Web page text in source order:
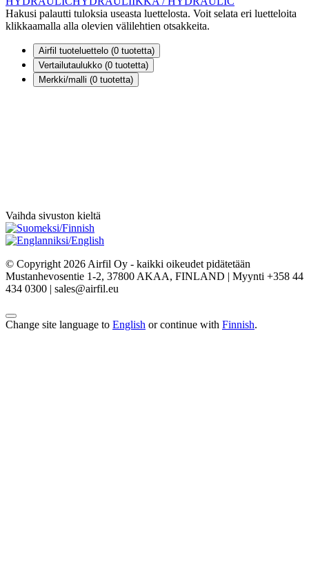
Hakusi palautti tuloksia useasta luettelosta. Voit selata eri luetteloita
klikkaamalla alla olevien välilehtien otsakkeita.
Airfil tuoteluettelo (0 tuotetta)
Vertailutaulukko (0 tuotetta)
Merkki/malli (0 tuotetta)
Vaihda sivuston kieltä
© Copyright 2026 Airfil Oy - kaikki oikeudet pidätetään
Mustanhevosentie 1-2, 37800 AKAA, FINLAND | Myynti +358 44
434 0300 | sales@airfil.eu
Change site language to English or continue with Finnish.